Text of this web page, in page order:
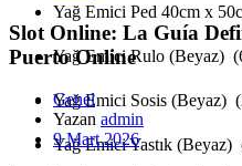
Yağ Emici Ped 40cm x
Yağ Emici Rulo (Beyaz)
Yağ Emici Sosis (Beyaz)
Yağ Emici Yastık (Beyaz)
Slot Online: La Guía
Puerto Online
Genel
Yazan admin
Posted
9 Mart 2026